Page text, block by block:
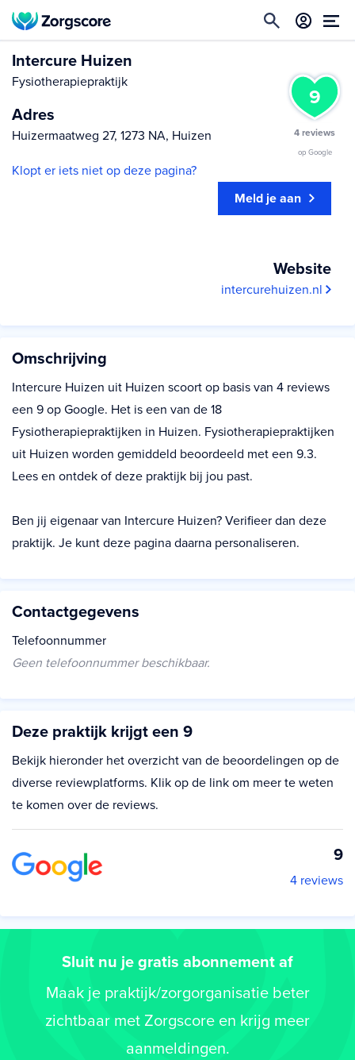
9
4 reviews
op Google
Intercure Huizen
Fysiotherapiepraktijk
Adres
Huizermaatweg 27, 1273 NA, Huizen
Klopt er iets niet op deze pagina?
Meld je aan
Website
intercurehuizen.nl
Omschrijving
Intercure Huizen uit Huizen scoort op basis van 4 reviews
een 9 op Google. Het is een van de 18
Fysiotherapiepraktijken in Huizen. Fysiotherapiepraktijken
uit Huizen worden gemiddeld beoordeeld met een 9.3.
Lees en ontdek of deze praktijk bij jou past.
Ben jij eigenaar van Intercure Huizen? Verifieer dan deze
praktijk. Je kunt deze pagina daarna personaliseren.
Contactgegevens
Telefoonnummer
Geen telefoonnummer beschikbaar.
Deze praktijk krijgt een 9
Bekijk hieronder het overzicht van de beoordelingen op de
diverse reviewplatforms. Klik op de link om meer te weten
te komen over de reviews.
9
4 reviews
Sluit nu je gratis abonnement af
Maak je praktijk/zorgorganisatie beter
zichtbaar met Zorgscore en krijg meer
aanmeldingen.